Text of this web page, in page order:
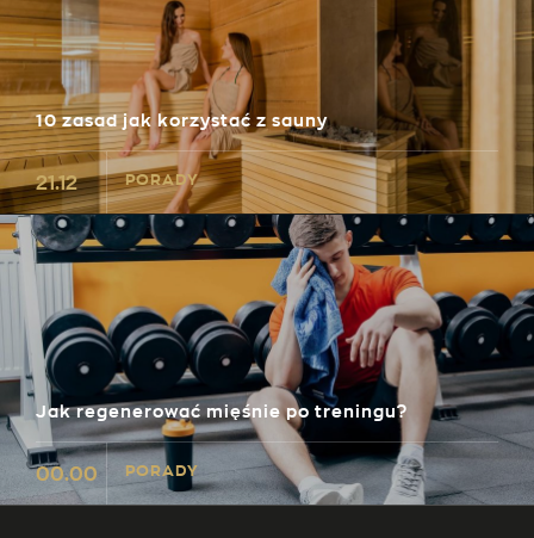
10 zasad jak korzystać z sauny
21.12 PORADY
Jak regenerować mięśnie po treningu?
00.00 PORADY